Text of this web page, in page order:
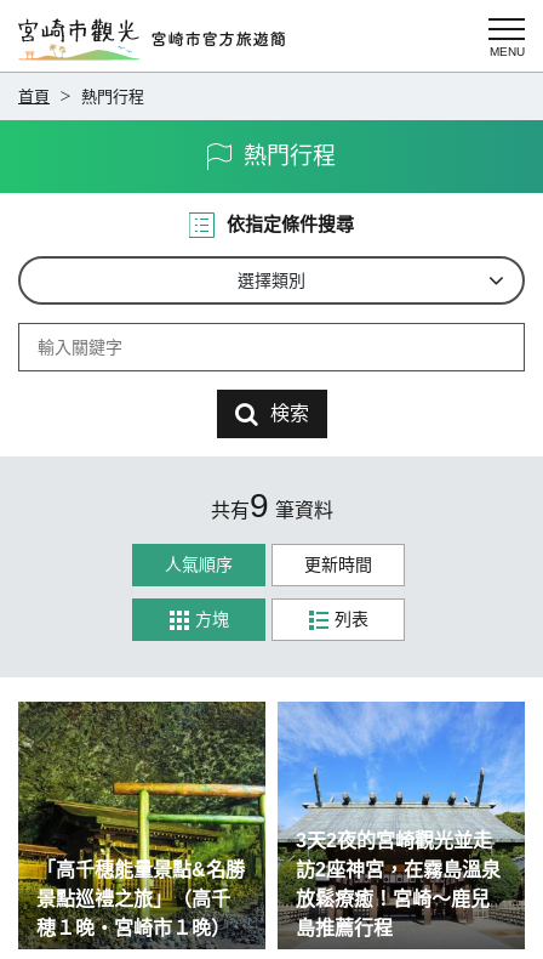
首頁 熱門行程
熱門行程
依指定條件搜尋
選擇類別
検索
共有9 筆資料
人氣順序 更新時間
方塊 列表
「高千穗能量景點&名勝
景點巡禮之旅」（高千
穂１晚・宮崎市１晚）
3天2夜的宮崎觀光並走
訪2座神宮，在霧島溫泉
放鬆療癒！宮崎～鹿兒
島推薦行程